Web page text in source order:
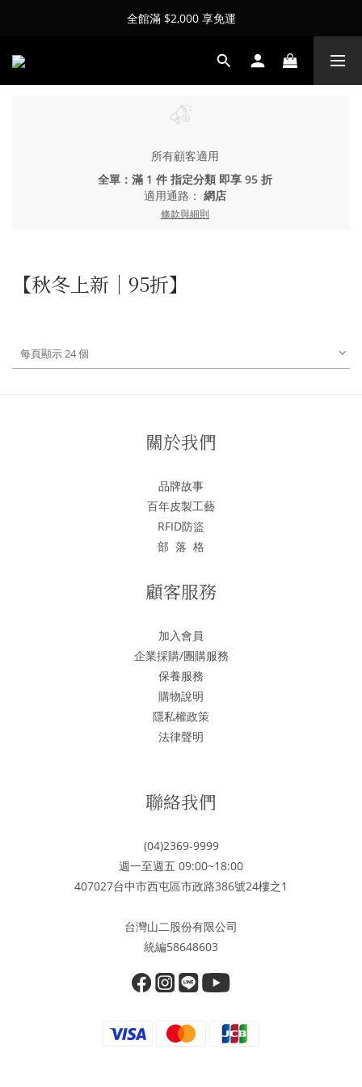
全館滿 $2,000 享免運
所有顧客適用
全單：滿 1 件 指定分類 即享 95 折
適用通路： 網店
條款與細則
【秋冬上新｜95折】
每頁顯示 24 個
關於我們
品牌故事
百年皮製工藝
RFID防盜
部 落 格
顧客服務
加入會員
企業採購/團購服務
保養服務
購物說明
隱私權政策
法律聲明
聯絡我們
(04)2369-9999
週一至週五 09:00~18:00
407027台中市西屯區市政路386號24樓之1
台灣山二股份有限公司
統編58648603